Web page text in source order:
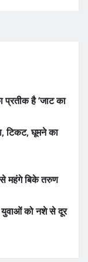
प्रतीक है ‘जाट का
टिकट, घूमने का
महंगे बिके तरुण
युवाओं को नशे से दूर